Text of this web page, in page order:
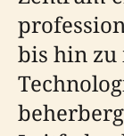
bis hin